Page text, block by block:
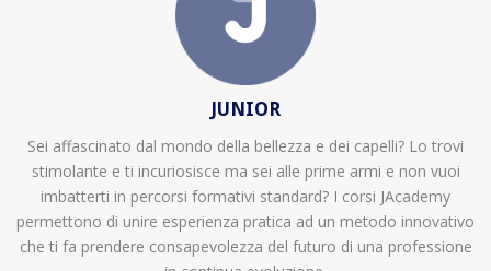
JUNIOR
Sei affascinato dal mondo della bellezza e dei capelli? Lo trovi
stimolante e ti incuriosisce ma sei alle prime armi e non vuoi
imbatterti in percorsi formativi standard? I corsi JAcademy
permettono di unire esperienza pratica ad un metodo innovativo
che ti fa prendere consapevolezza del futuro di una professione